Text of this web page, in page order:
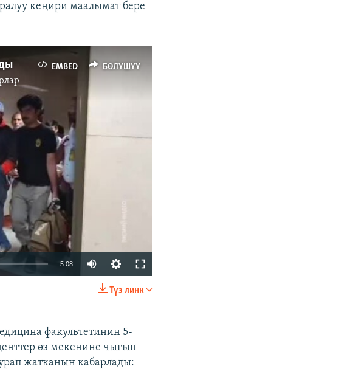
кеңири маалымат бере
EMBED БӨЛҮШҮҮ
БӨЛҮШҮҮ
480p
5:08
240p
720p
1080p
Түз линк
факультетинин 5-
өз мекенине чыгып
жатканын кабарлады: